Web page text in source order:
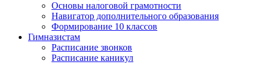
Основы налоговой грамотности
Навигатор дополнительного образования
Формирование 10 классов
Гимназистам
Расписание звонков
Расписание каникул